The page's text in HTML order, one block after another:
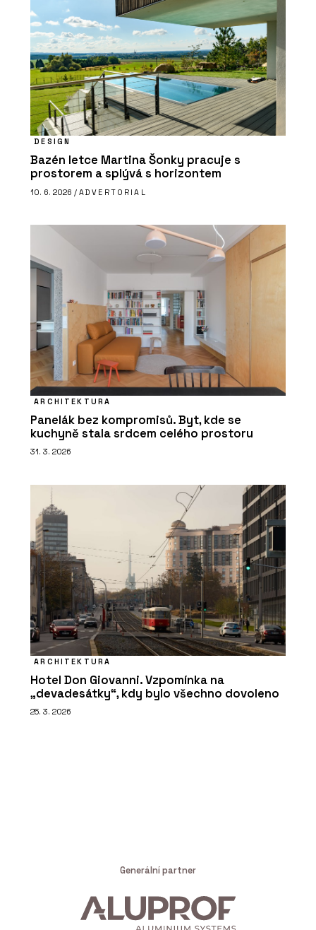
DESIGN
Bazén letce Martina Šonky pracuje s
prostorem a splývá s horizontem
10. 6. 2026 / ADVERTORIAL
ARCHITEKTURA
Panelák bez kompromisů. Byt, kde se
kuchyně stala srdcem celého prostoru
31. 3. 2026
ARCHITEKTURA
Hotel Don Giovanni. Vzpomínka na
„devadesátky“, kdy bylo všechno dovoleno
25. 3. 2026
Generální partner